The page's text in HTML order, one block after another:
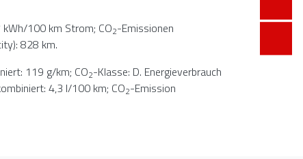
100 km Strom; CO2-Emissionen
828 km.
119 g/km; CO2-Klasse: D. Energieverbrauch
4,3 l/100 km; CO2-Emission